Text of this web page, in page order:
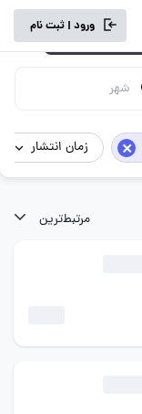
ورود | ثبت نام
شهر
× زمان انتشار
برای تجربه کاربری بهتر و سرعت بالاتر، vpn